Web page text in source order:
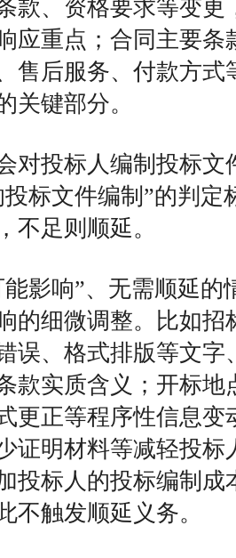
款、资格要求等变更
应重点；合同主要条
售后服务、付款方式
关键部分。
对投标人编制投标文
标文件编制”的判定
不足则顺延。
影响”、无需顺延的
的细微调整。比如招
误、格式排版等文字
款实质含义；开标地
更正等程序性信息变
证明材料等减轻投标
投标人的投标编制成
不触发顺延义务。